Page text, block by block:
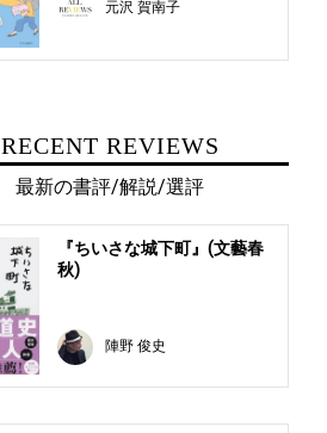
元沢 賀南子
RECENT REVIEWS
最新の書評/解説/選評
『ちいさな城下町』(文藝春
秋)
陣野 俊史